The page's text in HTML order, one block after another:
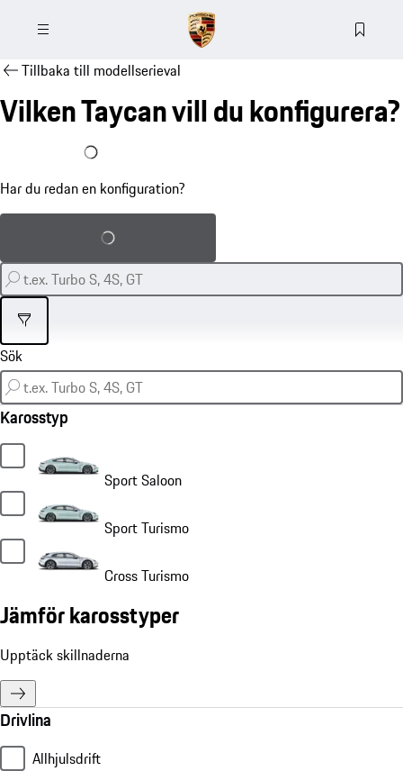
Tillbaka till modellserieval
Vilken Taycan vill du konfigurera?
Jag har redan en konfiguration
Har du redan en konfiguration?
Ladda sparad konfiguration
Filter
Karosstyp
Sport Saloon
Sport Turismo
Cross Turismo
Jämför karosstyper
Upptäck skillnaderna
Drivlina
Allhjulsdrift